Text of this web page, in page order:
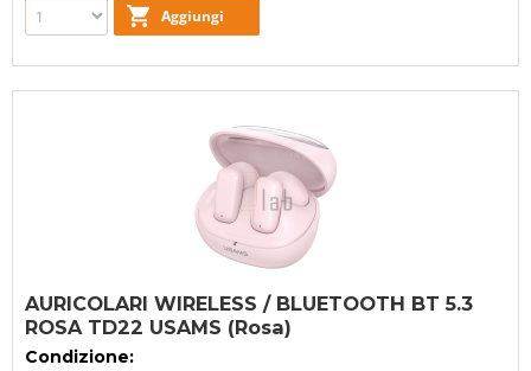
AURICOLARI WIRELESS / BLUETOOTH BT 5.3
ROSA TD22 USAMS (Rosa)
Condizione: